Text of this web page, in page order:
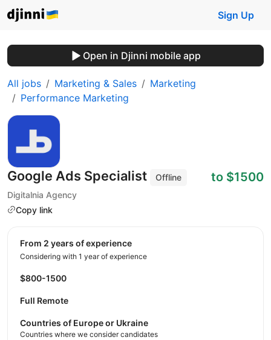
Sign Up
Open in Djinni mobile app
All jobs Marketing & Sales
Marketing
Performance Marketing
Google Ads Specialist
Offline
Digitalnia Agency
Copy link
to $1500
from 2 years of experience
Considering with 1 year of experience
$800-1500
Full Remote
Countries of Europe or Ukraine
Countries where we consider candidates